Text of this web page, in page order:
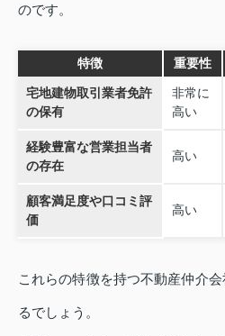
のです。
特徴 重要性
宅地建物取引業者免許
の保有
非常に
高い
経験豊富な営業担当者
の存在
高い
顧客満足度や口コミ評
価
高い
これらの特徴を持つ不動産仲介
るでしょう。